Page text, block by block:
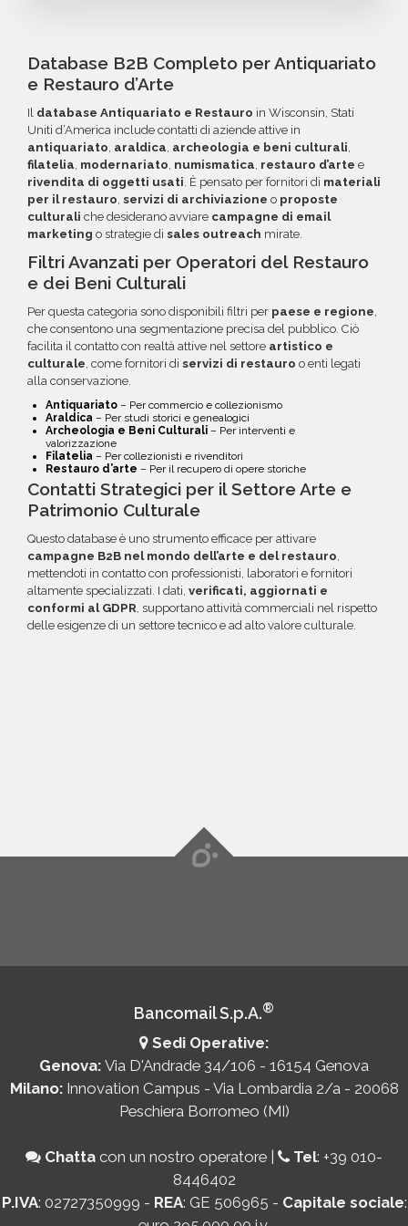
il target perfetto per la tua campagna.
entro 60 giorni dall'acquisto, potrai richiedere
come email inesistenti o DNS errati.
i circuiti protetti Banca Sella e PayPal. Inoltre,
per acquisti voluminosi, è possibile acquistare
maggiori informazioni su come sfruttare
questa opzione.
Database B2B Completo per Antiquariato
e Restauro d’Arte
Il database Antiquariato e Restauro in Wisconsin, Stati
Uniti d’America include contatti di aziende attive in
antiquariato, araldica, archeologia e beni culturali,
filatelia, modernariato, numismatica, restauro d’arte e
rivendita di oggetti usati. È pensato per fornitori di materiali
per il restauro, servizi di archiviazione o proposte
culturali che desiderano avviare campagne di email
marketing o strategie di sales outreach mirate.
Filtri Avanzati per Operatori del Restauro
e dei Beni Culturali
Per questa categoria sono disponibili filtri per paese e regione
che consentono una segmentazione precisa del pubblico. Ciò
facilita il contatto con realtà attive nel settore artistico e
culturale , come fornitori di servizi di restauro o enti legati
alla conservazione.
Antiquariato – Per commercio e collezionismo
Araldica – Per studi storici e genealogici
Archeologia e Beni Culturali – Per interventi e
valorizzazione
Filatelia – Per collezionisti e rivenditori
Restauro d’arte – Per il recupero di opere storiche
Contatti Strategici per il Settore Arte e
Patrimonio Culturale
Questo database è uno strumento efficace per attivare
campagne B2B nel mondo dell’arte e del restauro,
mettendoti in contatto con professionisti, laboratori e fornitori
altamente specializzati. I dati, verificati, aggiornati e
conformi al GDPR, supportano attività commerciali nel rispetto
delle esigenze di un settore tecnico e ad alto valore culturale.
Bancomail S.p.A.®
Sedi Operative:
Genova: Via D'Andrade 34/106 - 16154 Genova
Milano: Innovation Campus - Via Lombardia 2/a - 20068
Peschiera Borromeo (MI)
Chatta con un nostro operatore | Tel: +39 010-
8446402
P.IVA: 02727350999 - REA: GE 506965 - Capitale sociale: